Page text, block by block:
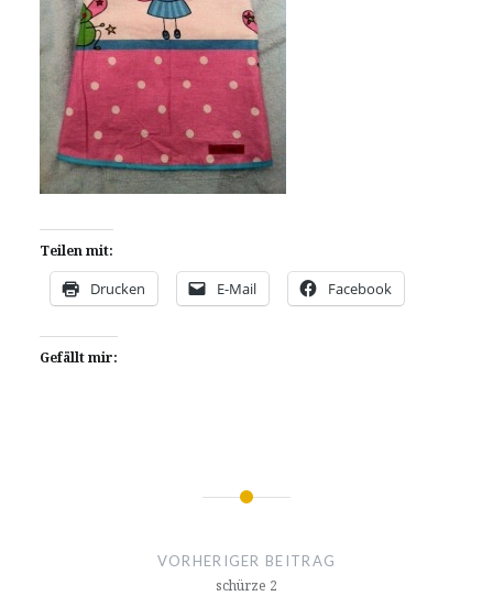
Teilen mit:
Drucken E-Mail Facebook
Gefällt mir:
Beitragsnavigation
VORHERIGER BEITRAG
schürze 2